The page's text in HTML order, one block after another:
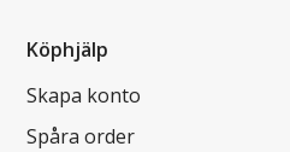
Köphjälp
Skapa konto
Spåra order